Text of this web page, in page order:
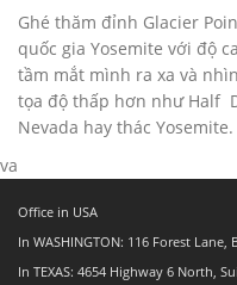
Ghé thăm đỉnh Glacier
quốc gia Yosemite với độ
tầm mắt mình ra xa và
tọa độ thấp hơn như Half
Nevada hay thác Yosemite.
va
Office in USA
In WASHINGTON: 116 Forest Lane,
In TEXAS: 4654 Highway 6 North,